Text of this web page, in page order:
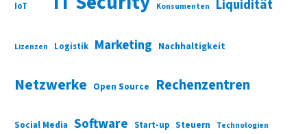
IoT Konsumenten Liquidität
Lizenzen Logistik Marketing Nachhaltigkeit
Netzwerke Open Source Rechenzentren
Social Media Software Start-up Steuern Technologien